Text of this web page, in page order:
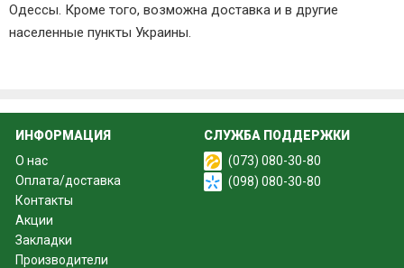
Одессы. Кроме того, возможна доставка и в другие
населенные пункты Украины.
ИНФОРМАЦИЯ
О нас
Оплата/доставка
Контакты
Акции
Закладки
Производители
СЛУЖБА ПОДДЕРЖКИ
(073) 080-30-80
(098) 080-30-80